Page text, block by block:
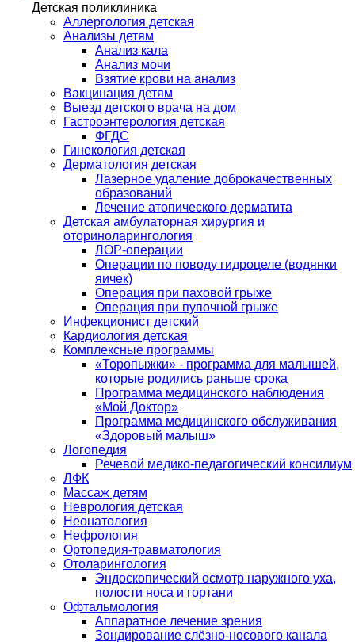
Детская поликлиника
Аллергология детская
Анализы детям
Анализ кала
Анализ мочи
Взятие крови на анализ
Вакцинация детям
Выезд детского врача на дом
Гастроэнтерология детская
ФГДС
Гинекология детская
Дерматология детская
Лазерное удаление доброкачественных
образований
Лечение атопического дерматита
Детская амбулаторная хирургия и
оториноларингология
ЛОР-операции
Операции по поводу гидроцеле (водянки
яичек)
Операция при паховой грыже
Операция при пупочной грыже
Инфекционист детский
Кардиология детская
Комплексные программы
«Торопыжки» - программа для малышей,
которые родились раньше срока
Программа медицинского наблюдения
«Мой Доктор»
Программа медицинского обслуживания
«Здоровый малыш»
Логопедия
Речевой медико-педагогический консилиум
ЛФК
Массаж детям
Неврология детская
Неонатология
Нефрология
Ортопедия-травматология
Отоларингология
Эндоскопический осмотр наружного уха,
полости носа и гортани
Офтальмология
Аппаратное лечение зрения
Зондирование слёзно-носового канала